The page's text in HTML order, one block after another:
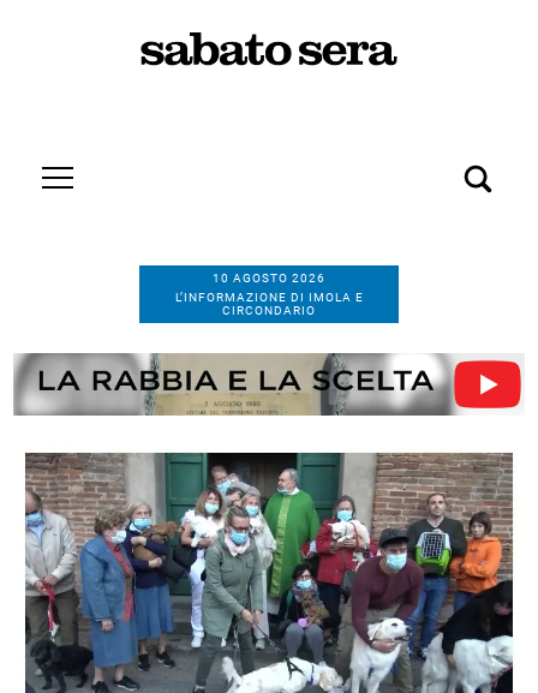
10 AGOSTO 2026
L’INFORMAZIONE DI IMOLA E
CIRCONDARIO